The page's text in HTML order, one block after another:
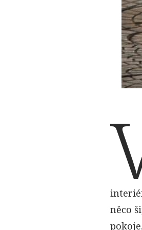
něco